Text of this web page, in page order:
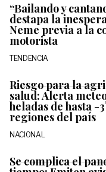
“Bailando y
destapa la
Neme previa a la
motorista
TENDENCIA
Riesgo para la
salud: Alerta
heladas de hasta -
regiones del país
NACIONAL
Se complica el